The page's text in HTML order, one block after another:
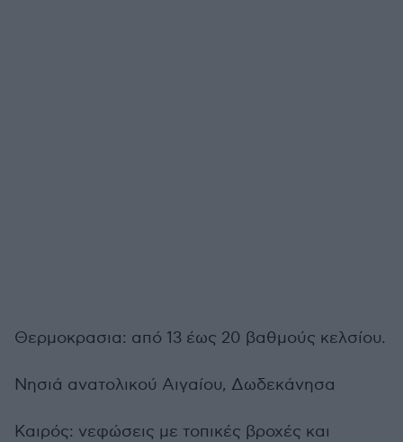
Θερμοκρασια: από 13 έως 20 βαθμούς κελσίου.
Νησιά ανατολικού Αιγαίου, Δωδεκάνησα
Καιρός: νεφώσεις με τοπικές βροχές και